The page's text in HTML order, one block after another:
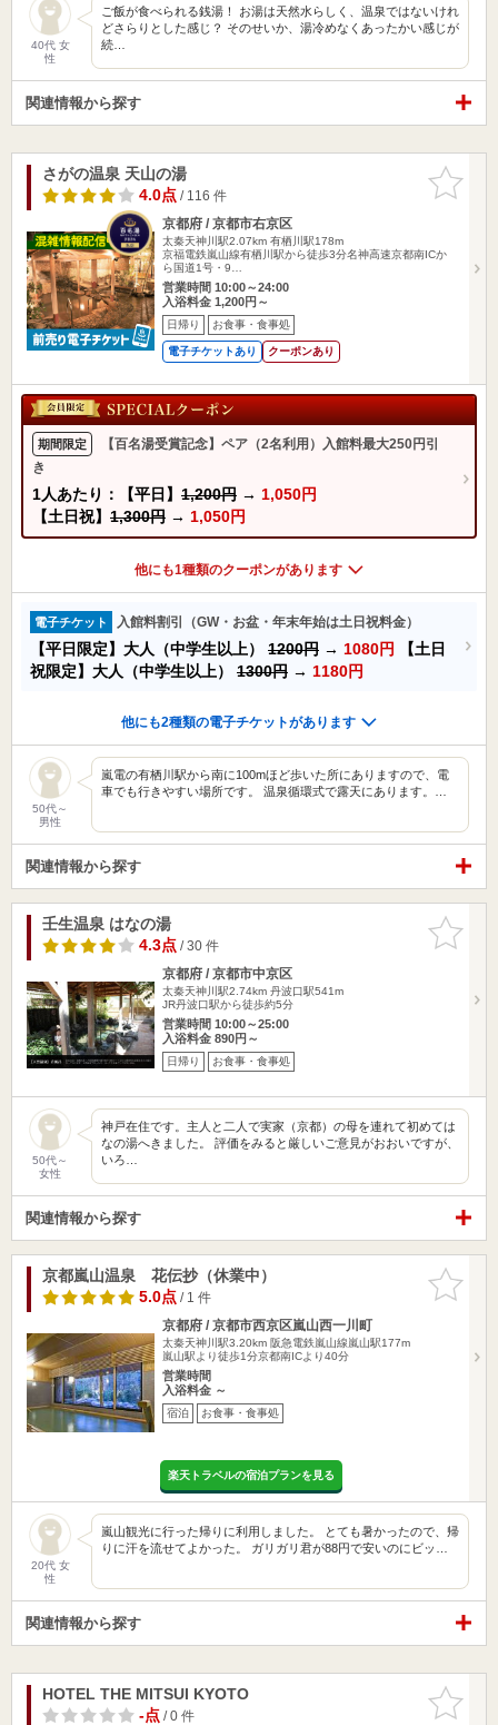
40代 女
性
ご飯が食べられる銭湯！ お湯は天然水らしく、温泉ではないけれ
どさらりとした感じ？ そのせいか、湯冷めなくあったかい感じが
続…
関連情報から探す
お気に入
りに追加
さがの温泉 天山の湯
4.0点/ 116 件
京都府 / 京都市右京区
太秦天神川駅2.07km 有栖川駅178m
京福電鉄嵐山線有栖川駅から徒歩3分名神高速京都南ICか
ら国道1号・9…
営業時間 10:00～24:00
入浴料金 1,200円～
日帰り お食事・食事処
電子チケットあり クーポンあり
期間限定
【百名湯受賞記念】ペア（2名利用）入館料最大250円引
き
1人あたり：【平日】 1,200円 → 1,050円
【土日祝】 1,300円 → 1,050円
他にも1種類のクーポンがあります
電子チケット 入館料割引（GW・お盆・年末年始は土日祝料金）
【平日限定】大人（中学生以上） 1200円 → 1080円
【土日
祝限定】大人（中学生以上） 1300円 → 1180円
他にも2種類の電子チケットがあります
50代～
男性
嵐電の有栖川駅から南に100mほど歩いた所にありますので、電
車でも行きやすい場所です。 温泉循環式で露天にあります。…
関連情報から探す
お気に入
りに追加
壬生温泉 はなの湯
4.3点/ 30 件
京都府 / 京都市中京区
太秦天神川駅2.74km 丹波口駅541m
JR丹波口駅から徒歩約5分
営業時間 10:00～25:00
入浴料金 890円～
日帰り お食事・食事処
50代～
女性
神戸在住です。主人と二人で実家（京都）の母を連れて初めては
なの湯へきました。 評価をみると厳しいご意見がおおいですが、
いろ…
関連情報から探す
お気に入
りに追加
京都嵐山温泉 花伝抄（休業中）
5.0点/ 1 件
京都府 / 京都市西京区嵐山西一川町
太秦天神川駅3.20km 阪急電鉄嵐山線嵐山駅177m
嵐山駅より徒歩1分京都南ICより40分
営業時間
入浴料金 ～
宿泊 お食事・食事処
楽天トラベルの宿泊プランを見る
20代 女
性
嵐山観光に行った帰りに利用しました。 とても暑かったので、帰
りに汗を流せてよかった。 ガリガリ君が88円で安いのにビッ…
関連情報から探す
お気に入
りに追加
HOTEL THE MITSUI KYOTO
-点/ 0 件